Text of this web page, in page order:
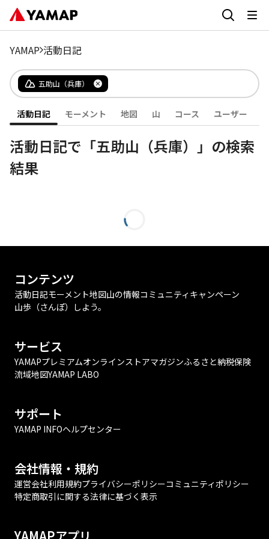
YAMAP 活動日記
五助山（兵庫）
活動日記 モーメント 地図 山 コース ユーザー
活動日記で「五助山（兵庫）」の検索
結果
コンテンツ
活動日記モーメント地図山の情報コミュニティ キャンペーン
山歩（さんぽ）しよう。
サービス
YAMAPプレミアムオンラインストアマガジンふるさと納税保険
流域地図YAMAP LABO
サポート
YAMAP INFOヘルプセンター
会社情報・規約
運営会社利用規約プライバシーポリシーコミュニティポリシー
特定商取引に関する法律に基づく表示